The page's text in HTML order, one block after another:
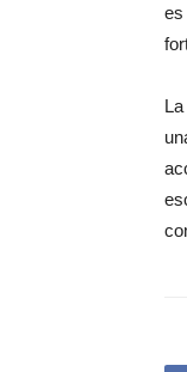
es